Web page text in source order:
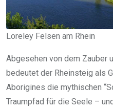
Loreley Felsen am Rhein
Abgesehen von dem Zauber
bedeutet der Rheinsteig als
Aborigines die mythischen
Traumpfad für die Seele –